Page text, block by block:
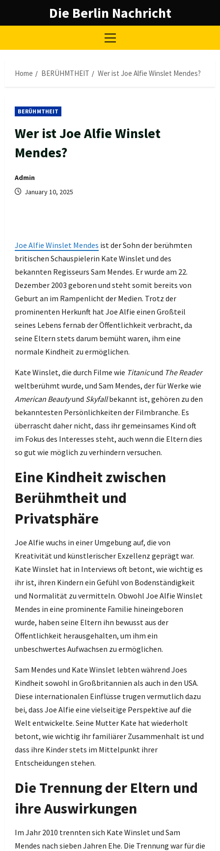
Die Berlin Nachricht
Primary
Home
BERÜHMTHEIT Wer ist Joe Alfie Winslet Mendes?
BERÜHMTHEIT
Wer ist Joe Alfie Winslet
Mendes?
Admin
January 10, 2025
Joe Alfie Winslet Mendes ist der Sohn der berühmten
britischen Schauspielerin Kate Winslet und des
bekannten Regisseurs Sam Mendes. Er wurde am 22.
Dezember 2003 geboren und steht somit bereits von
Geburt an im Rampenlicht der Medien. Trotz der
prominenten Herkunft hat Joe Alfie einen Großteil
seines Lebens fernab der Öffentlichkeit verbracht, da
seine Eltern stets darum bemüht waren, ihm eine
normale Kindheit zu ermöglichen.
Kate Winslet, die durch Filme wie Titanicund The Reader
weltberühmt wurde, und Sam Mendes, der für Werke wie
American Beautyund Skyfallbekannt ist, gehören zu den
bekanntesten Persönlichkeiten der Filmbranche. Es
überrascht daher nicht, dass ihr gemeinsames Kind oft
im Fokus des Interesses steht, auch wenn die Eltern dies
so gut wie möglich zu verhindern versuchen.
Eine Kindheit zwischen
Berühmtheit und
Privatsphäre
Joe Alfie wuchs in einer Umgebung auf, die von
Kreativität und künstlerischer Exzellenz geprägt war.
Kate Winslet hat in Interviews oft betont, wie wichtig es
ihr ist, ihren Kindern ein Gefühl von Bodenständigkeit
und Normalität zu vermitteln. Obwohl Joe Alfie Winslet
Mendes in eine prominente Familie hineingeboren
wurde, haben seine Eltern ihn bewusst aus der
Öffentlichkeit herausgehalten, um ihm ein
unbeschwertes Aufwachsen zu ermöglichen.
Sam Mendes und Kate Winslet lebten während Joes
Kindheit sowohl in Großbritannien als auch in den USA.
Diese internationalen Einflüsse trugen vermutlich dazu
bei, dass Joe Alfie eine vielseitige Perspektive auf die
Welt entwickelte. Seine Mutter Kate hat wiederholt
betont, wie wichtig ihr familiärer Zusammenhalt ist und
dass ihre Kinder stets im Mittelpunkt ihrer
Entscheidungen stehen.
Die Trennung der Eltern und
ihre Auswirkungen
Im Jahr 2010 trennten sich Kate Winslet und Sam
Mendes nach sieben Jahren Ehe. Die Trennung war für die